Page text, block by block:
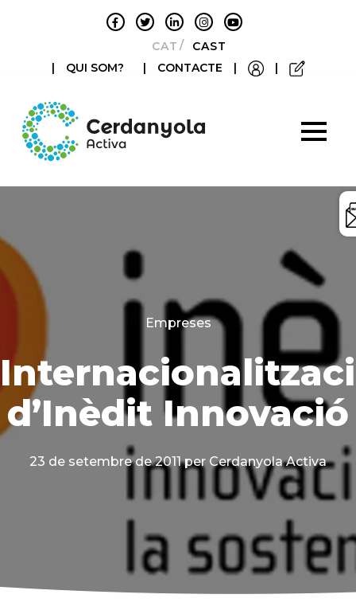
CATALÀCASTELLANO
|
QUI SOM? | CONTACTE | |
Categories
Empreses
d’Inèdit Innovació
23 de setembre de 2011 per Cerdanyola Activa